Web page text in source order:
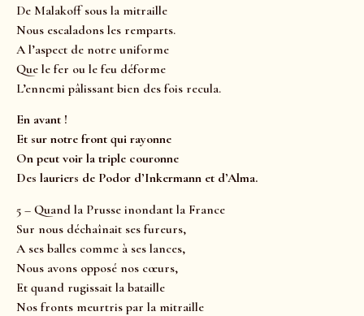
De Malakoff sous la mitraille
Nous escaladons les remparts.
A l’aspect de notre uniforme
Que le fer ou le feu déforme
L’ennemi pâlissant bien des fois recula.
En avant !
Et sur notre front qui rayonne
On peut voir la triple couronne
Des lauriers de Podor d’Inkermann et d’Alma.
5 – Quand la Prusse inondant la France
Sur nous déchaînait ses fureurs,
A ses balles comme à ses lances,
Nous avons opposé nos cœurs,
Et quand rugissait la bataille
Nos fronts meurtris par la mitraille